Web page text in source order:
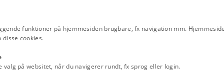
i Bakker, 7 i hver. Hver
med, at alt gik ordentligt og
fuld Myndighed,
min Stue og mine Folk, og
og blev forsynet med
hvori Vandet skulde
Der blev lejet gamle
funktioner på hjemmesiden brugbare, fx navigation mm.
disse cookies.
valg på websitet, når du navigerer rundt, fx sprog eller login.